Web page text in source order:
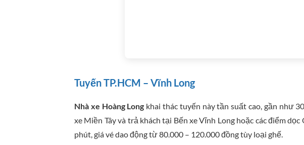
Tuyến TP.HCM – Vĩnh Long
Nhà xe Hoàng Long khai thác tuyến này tần suất cao, gần như
xe Miền Tây và trả khách tại Bến xe Vĩnh Long hoặc các điểm dọc
phút, giá vé dao động từ 80.000 – 120.000 đồng tùy loại ghế.